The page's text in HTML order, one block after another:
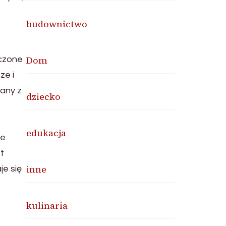
i
z
się
budownictwo
Dom
dziecko
edukacja
inne
kulinaria